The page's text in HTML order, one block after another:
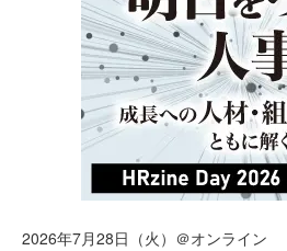
2026年7月28日（火）＠オンライン